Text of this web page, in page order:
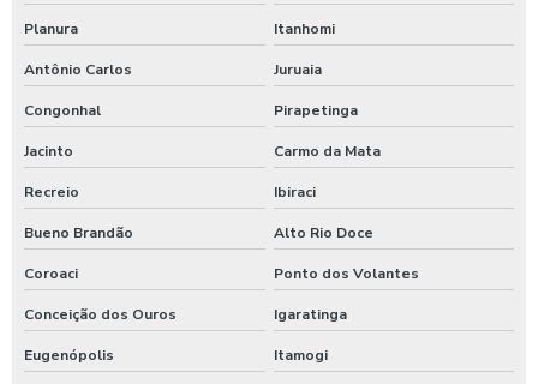
Planura Itanhomi
Antônio Carlos Juruaia
Congonhal Pirapetinga
Jacinto Carmo da Mata
Recreio Ibiraci
Bueno Brandão Alto Rio Doce
Coroaci Ponto dos Volantes
Conceição dos Ouros Igaratinga
Eugenópolis Itamogi